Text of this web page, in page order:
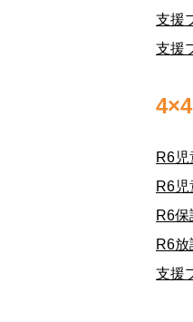
支援
支援
R6
R6
R6
R6
支援